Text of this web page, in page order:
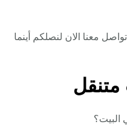
معنا الان لنصلكم أينما
متنقل
البيت؟